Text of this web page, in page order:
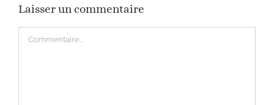
Laisser un commentaire